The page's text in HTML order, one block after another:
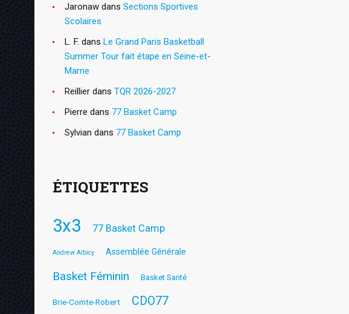
Jaronaw dans Sections Sportives
Scolaires
L. F. dans Le Grand Paris Basketball
Summer Tour fait étape en Seine-et-
Marne
Reillier dans TQR 2026-2027
Pierre dans 77 Basket Camp
Sylvian dans 77 Basket Camp
ÉTIQUETTES
3x3 77 Basket Camp
Andrew Albicy Assemblée Générale
Basket Féminin Basket Santé
Brie-Comte-Robert CDO77